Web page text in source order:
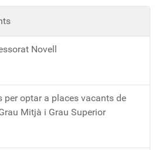
Novell
per optar a places vacants de
Mitjà i Grau Superior